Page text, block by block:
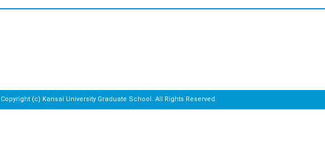
Copyright (c) Kansai University Graduate School. All Rights Reserved.